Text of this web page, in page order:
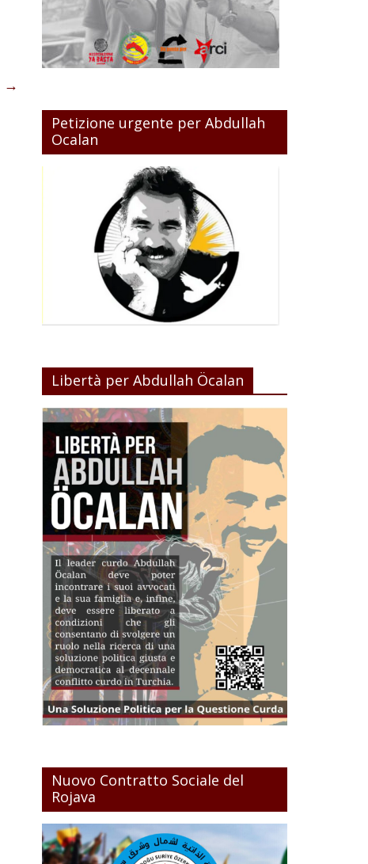
→
Petizione urgente per Abdullah
Ocalan
Libertà per Abdullah Öcalan
Nuovo Contratto Sociale del
Rojava